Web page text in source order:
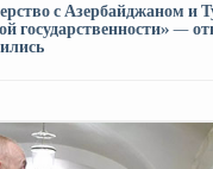
с Азербайджаном и
государственности» —